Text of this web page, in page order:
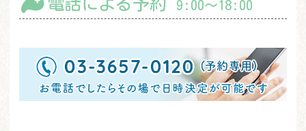
電話による予約 9:00～18:00